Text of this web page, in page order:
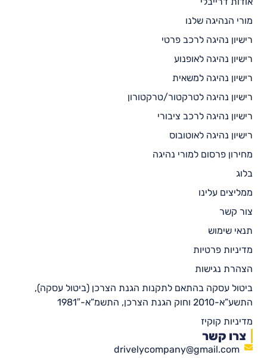
מורי הנהיגה שלנו
רישיון נהיגה לרכב פרטי
רישיון נהיגה לאופנוע
רישיון נהיגה למשאית
רישיון נהיגה לטרקטור/טרקטורון
רישיון נהיגה לרכב ציבורי
רישיון נהיגה לאוטובוס
מחירון פרסום למורי נהיגה
בלוג
ממליצים עלינו
צור קשר
תנאי שימוש
מדיניות פרטיות
הצהרת נגישות
ביטול עסקה בהתאם לתקנות הגנת הצרכן (ביטול עסקה),
התשע”א-2010 וחוק הגנת הצרכן, התשמ”א-1981″
מדיניות קוקיז
צרו קשר
drivelycompany@gmail.com